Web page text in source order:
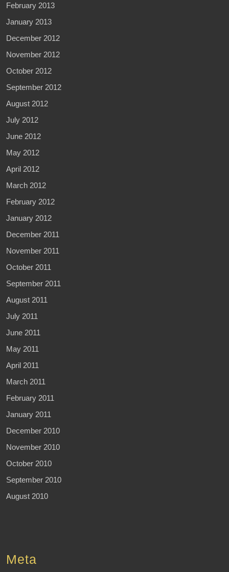
February 2013
January 2013
December 2012
November 2012
October 2012
September 2012
August 2012
July 2012
June 2012
May 2012
April 2012
March 2012
February 2012
January 2012
December 2011
November 2011
October 2011
September 2011
August 2011
July 2011
June 2011
May 2011
April 2011
March 2011
February 2011
January 2011
December 2010
November 2010
October 2010
September 2010
August 2010
Meta